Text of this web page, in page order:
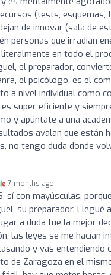
(tests,
de innovar (sala de
personas que irradian
en todo el
el preparador,
el psicólogo, es el
a nivel individual como
super eficiente y
y apúntate a una
avalan que están
no tengo duda donde
7 months ago
sí con mayúsculas,
su preparador. Llegué
a duda fue la mejor
las leyes se me hacían
y vas entendiendo
de Zaragoza en el